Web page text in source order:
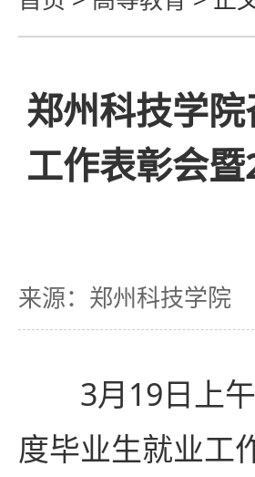
郑州科技学
工作表彰会
来源：郑州科技学院
3月19日上
度毕业生就业工